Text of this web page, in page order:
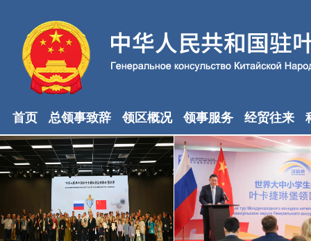
首页 总领事致辞 领区概况 领事服务 经贸往来